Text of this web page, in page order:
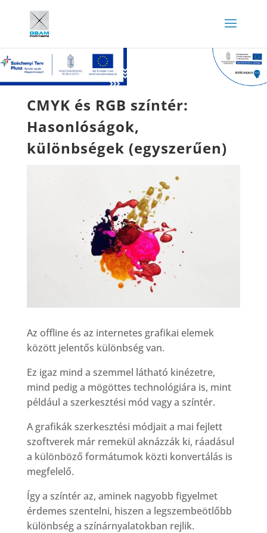
CMYK és RGB színtér:
Hasonlóságok,
különbségek (egyszerűen)
Az offline és az internetes grafikai elemek
között jelentős különbség van.
Ez igaz mind a szemmel látható kinézetre,
mind pedig a mögöttes technológiára is, mint
például a szerkesztési mód vagy a színtér.
A grafikák szerkesztési módjait a mai fejlett
szoftverek már remekül aknázzák ki, ráadásul
a különböző formátumok közti konvertálás is
megfelelő.
Így a színtér az, aminek nagyobb figyelmet
érdemes szentelni, hiszen a legszembeötlőbb
különbség a színárnyalatokban rejlik.